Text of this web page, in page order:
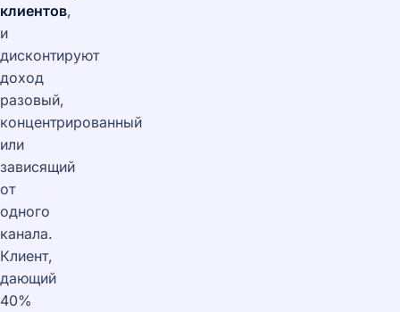
клиентов,
и
дисконтируют
доход
разовый,
концентрированный
или
зависящий
от
одного
канала.
Клиент,
дающий
40%